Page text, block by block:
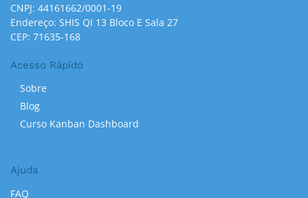
CNPJ: 44161662/0001-19
Endereço: SHIS QI 13 Bloco E Sala 27
CEP: 71635-168
Acesso Rápido
Sobre
Blog
Curso Kanban Dashboard
Ajuda
FAQ